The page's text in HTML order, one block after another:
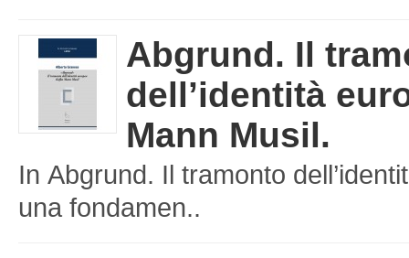
Abgrund. Il
dell’identità
Mann Musil.
In Abgrund. Il tramonto
una fondamen..